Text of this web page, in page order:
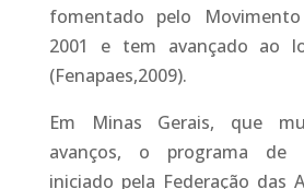
fomentado pelo Movimento
2001 e tem avançado ao
(Fenapaes,2009).
Em Minas Gerais, que
avanços, o programa de
iniciado pela Federação das